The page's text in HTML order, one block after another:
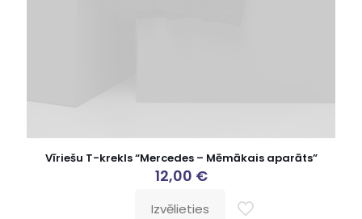
Vīriešu T-krekls “Mercedes – Mēmākais aparāts”
12,00 €
Izvēlieties